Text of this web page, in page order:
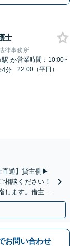
士
律事務所
か
4分
営業時間：10:00~
22:00（平日）
直通】貸主側▶︎
相談ください！
します。借主側
お問い合わせ